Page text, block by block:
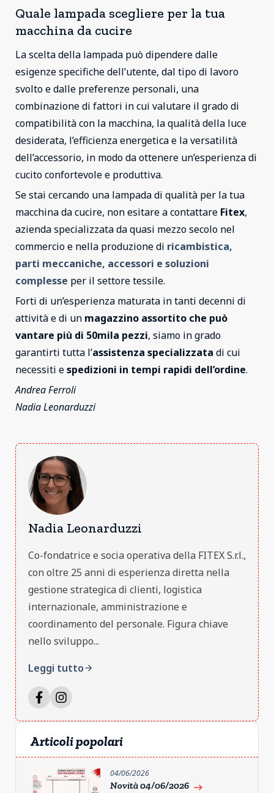
Quale lampada scegliere per la tua
macchina da cucire
La scelta della lampada può dipendere dalle
esigenze specifiche dell’utente, dal tipo di lavoro
svolto e dalle preferenze personali, una
combinazione di fattori in cui valutare il grado di
compatibilità con la macchina, la qualità della luce
desiderata, l’efficienza energetica e la versatilità
dell’accessorio, in modo da ottenere un’esperienza di
cucito confortevole e produttiva.
Se stai cercando una lampada di qualità per la tua
macchina da cucire, non esitare a contattare Fitex,
azienda specializzata da quasi mezzo secolo nel
commercio e nella produzione di ricambistica,
parti meccaniche, accessori e soluzioni
complesse per il settore tessile.
Forti di un’esperienza maturata in tanti decenni di
attività e di un magazzino assortito che può
vantare più di 50mila pezzi, siamo in grado
garantirti tutta l’assistenza specializzata di cui
necessiti espedizioni in tempi rapidi dell’ordine.
Andrea Ferroli
Nadia Leonarduzzi
Nadia Leonarduzzi
Co-fondatrice e socia operativa della FITEX S.r.l.,
con oltre 25 anni di esperienza diretta nella
gestione strategica di clienti, logistica
internazionale, amministrazione e
coordinamento del personale. Figura chiave
nello sviluppo...
Leggi tuttoarrow_forward
Articoli popolari
04/06/2026
Novità 04/06/2026 east